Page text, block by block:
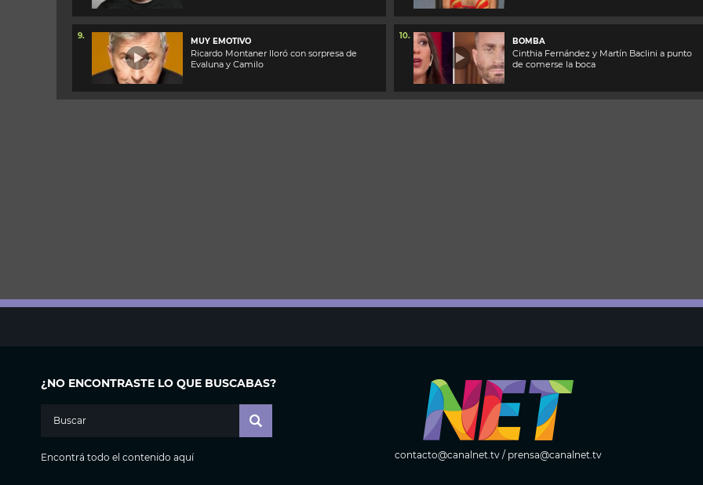
9.
MUY EMOTIVO
Ricardo Montaner lloró con sorpresa de
Evaluna y Camilo
10.
BOMBA
Cinthia Fernández y Martín Baclini a punto
de comerse la boca
¿NO ENCONTRASTE LO QUE BUSCABAS?
Encontrá todo el contenido aquí contacto@canalnet.tv/ prensa@canalnet.tv